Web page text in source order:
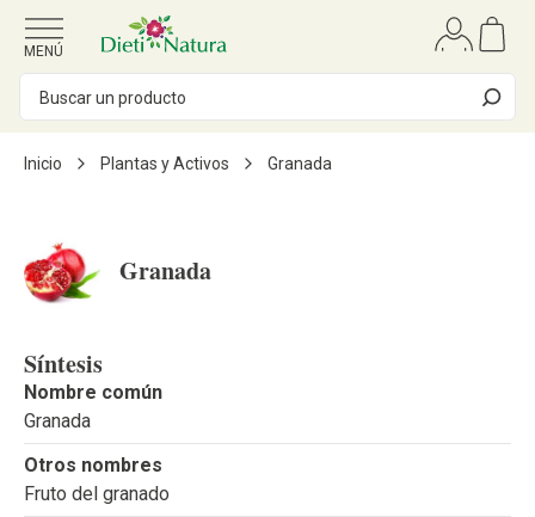
Ir al contenido
MENÚ
Inicio Plantas y Activos Granada
Granada
Síntesis
Nombre común
Granada
Otros nombres
Fruto del granado